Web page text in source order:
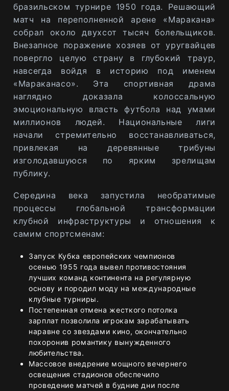
бразильском турнире 1950 года. Решающий
матч на переполненной арене «Маракана»
собрал около двухсот тысяч болельщиков.
Внезапное поражение хозяев от уругвайцев
повергло целую страну в глубокий траур,
навсегда войдя в историю под именем
«Мараканасо». Эта спортивная драма
наглядно доказала колоссальную
эмоциональную власть футбола над умами
миллионов людей. Национальные лиги
начали стремительно восстанавливаться,
привлекая на деревянные трибуны
изголодавшуюся по ярким зрелищам
публику.
Середина века запустила необратимые
процессы глобальной трансформации
клубной инфраструктуры и отношения к
самим спортсменам:
Запуск Кубка европейских чемпионов
осенью 1955 года вывел противостояния
лучших команд континента на регулярную
основу и породил моду на международные
клубные турниры.
Постепенная отмена жесткого потолка
зарплат позволила игрокам зарабатывать
наравне со звездами кино, окончательно
похоронив романтику вынужденного
любительства.
Массовое внедрение мощного вечернего
освещения стадионов обеспечило
проведение матчей в будние дни после